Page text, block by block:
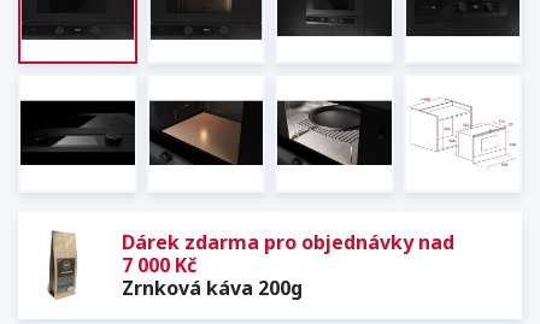
Dárek zdarma pro objednávky nad
7 000 Kč
Zrnková káva 200g